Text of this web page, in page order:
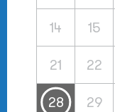
14 15
21 22
28 29